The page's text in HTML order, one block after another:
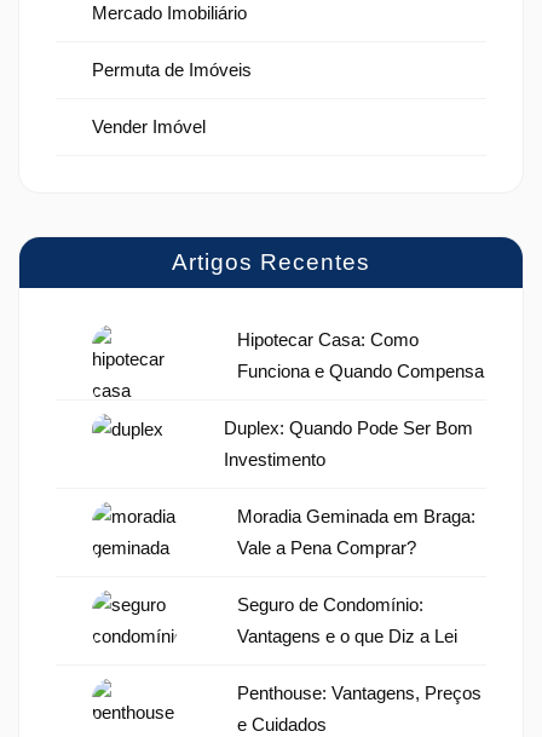
Mercado Imobiliário
Permuta de Imóveis
Vender Imóvel
Artigos Recentes
Hipotecar Casa: Como
Funciona e Quando Compensa
Duplex: Quando Pode Ser Bom
Investimento
Moradia Geminada em Braga:
Vale a Pena Comprar?
Seguro de Condomínio:
Vantagens e o que Diz a Lei
Penthouse: Vantagens, Preços
e Cuidados